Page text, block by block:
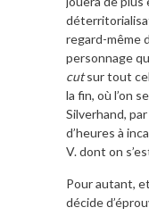
regard-même
personnage
cutsur tout
la fin, où l’on
Silverhand,
d’heures à
V. dont on
Pour autant,
décide